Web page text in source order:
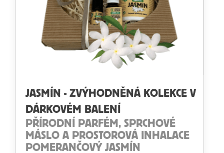
JASMÍN - ZVÝHODNĚNÁ KOLEKCE V
DÁRKOVÉM BALENÍ
PŘÍRODNÍ PARFÉM, SPRCHOVÉ
MÁSLO A PROSTOROVÁ INHALACE
POMERANČOVÝ JASMÍN